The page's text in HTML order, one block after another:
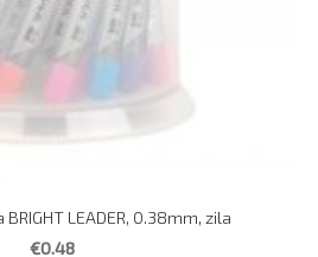
LEADER, 0.38mm, zila
€0.48